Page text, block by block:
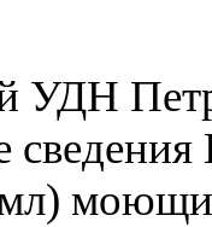
УДН